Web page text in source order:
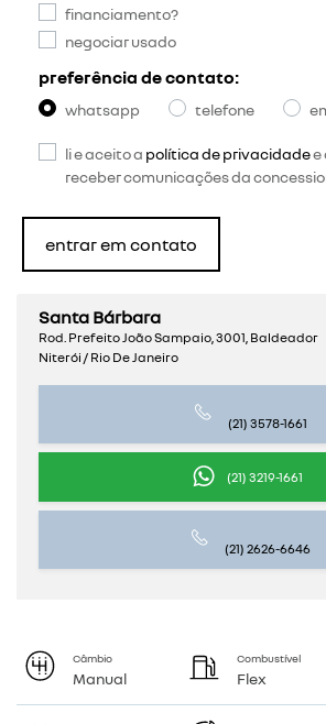
Santa Bárbara
Rod. Prefeito João Sampaio, 3001, Baldeador
Niterói / Rio De Janeiro
(21) 3578-1661
(21) 3219-1661
(21) 2626-6646
financiamento?
negociar usado
preferência de contato:
whatsapp telefone
li e aceito a política de privacidadee
receber comunicações da
entrar em contato
Câmbio
Manual
Combustível
Flex